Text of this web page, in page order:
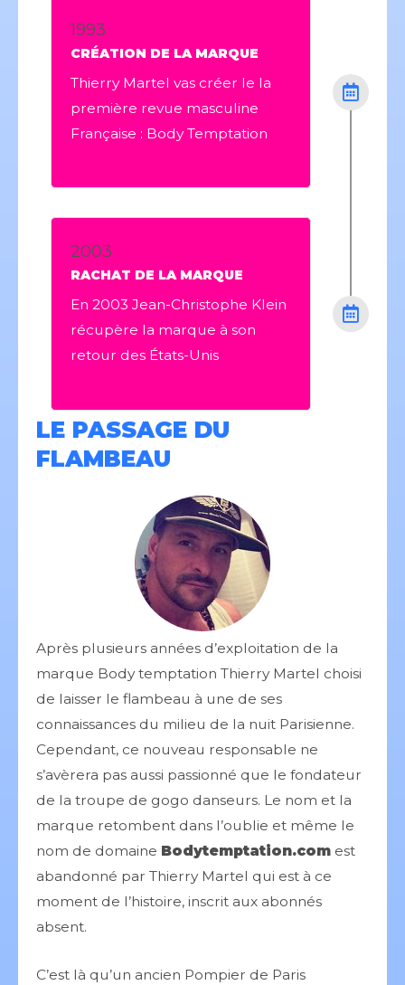
1993
CRÉATION DE LA MARQUE
Thierry Martel vas créer le la
première revue masculine
Française : Body Temptation
2003
RACHAT DE LA MARQUE
En 2003 Jean-Christophe Klein
récupère la marque à son
retour des États-Unis
LE PASSAGE DU
FLAMBEAU
Après plusieurs années d’exploitation de la
marque Body temptation Thierry Martel choisi
de laisser le flambeau à une de ses
connaissances du milieu de la nuit Parisienne.
Cependant, ce nouveau responsable ne
s’avèrera pas aussi passionné que le fondateur
de la troupe de gogo danseurs. Le nom et la
marque retombent dans l’oublie et même le
nom de domaine Bodytemptation.com est
abandonné par Thierry Martel qui est à ce
moment de l’histoire, inscrit aux abonnés
absent.
C’est là qu’un ancien Pompier de Paris